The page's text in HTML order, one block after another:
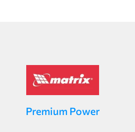
Premium Power